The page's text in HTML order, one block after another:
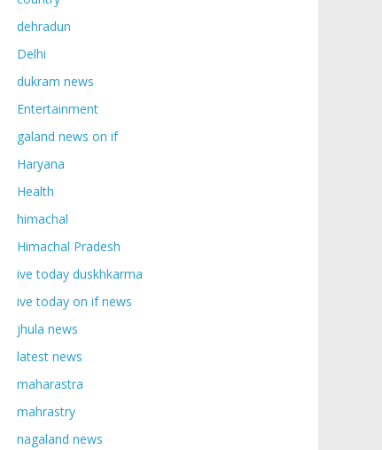
dehradun
Delhi
dukram news
Entertainment
galand news on if
Haryana
Health
himachal
Himachal Pradesh
ive today duskhkarma
ive today on if news
jhula news
latest news
maharastra
mahrastry
nagaland news